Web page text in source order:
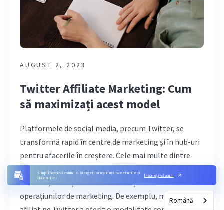
Simplificați-vă contul X. Ștergeți cu ușurință tweet-urile și
like-urile!
Înscrieți-vă acum
AUGUST 2, 2023
Twitter Affiliate Marketing: Cum
să maximizați acest model
Platformele de social media, precum Twitter, se
transformă rapid în centre de marketing și în hub-uri
pentru afacerile în creștere. Cele mai multe dintre
aceste platforme dezvoltă modalități de creștere a
mărcilor, de obținere a unui venit și de stimulare a
operațiunilor de marketing. De exemplu, marketingul
Română